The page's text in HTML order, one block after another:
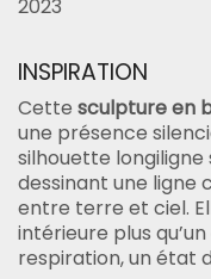
2023
INSPIRATION
Cette sculpture en
une présence
silhouette longiligne
dessinant une ligne
entre terre et ciel.
intérieure plus
respiration, un état